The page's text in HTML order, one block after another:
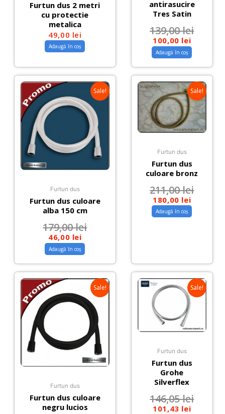
Furtun dus 2 metri
cu protectie
metalica
49,00 lei
Adaugă în coș
antirasucire
Tres Satin
139,00lei
100,00 lei
Adaugă în coș
Sale!
Furtun dus
Furtun dus culoare
alba 150 cm
179,00lei
46,00 lei
Adaugă în coș
Sale!
Furtun dus
Furtun dus
culoare bronz
211,00lei
180,00 lei
Adaugă în coș
Sale!
Furtun dus
Furtun dus culoare
negru lucios
Sale!
Furtun dus
Furtun dus
Grohe
Silverflex
146,05lei
101,43 lei